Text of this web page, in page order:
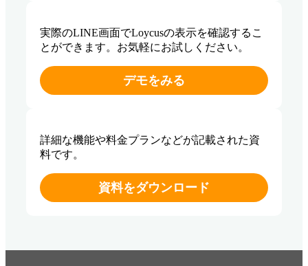
実際のLINE画面でLoycusの表示を確認するこ
とができます。お気軽にお試しください。
デモをみる
詳細な機能や料金プランなどが記載された資
料です。
資料をダウンロード